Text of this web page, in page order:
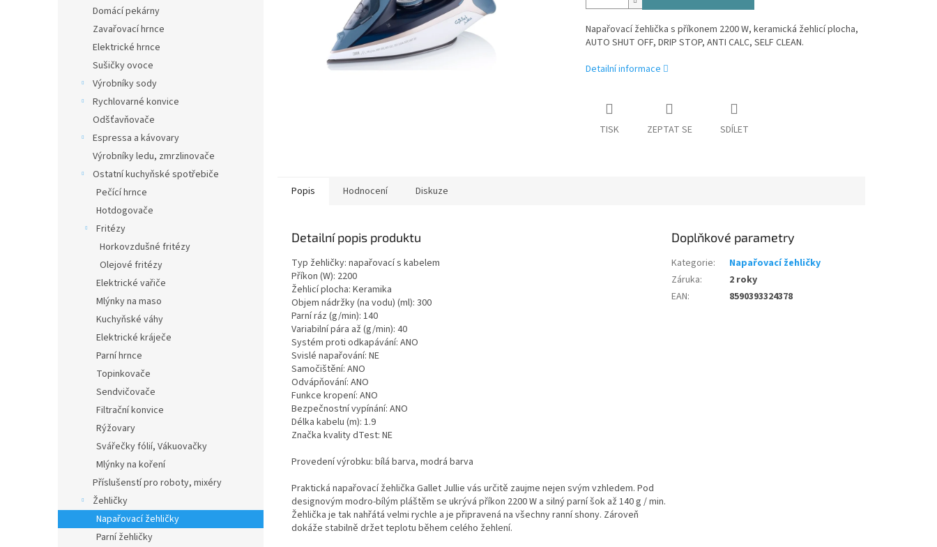
Domácí pekárny
Zavařovací hrnce
Elektrické hrnce
Sušičky ovoce
Výrobníky sody
Rychlovarné konvice
Odšťavňovače
Espressa a kávovary
Výrobníky ledu, zmrzlinovače
Ostatní kuchyňské spotřebiče
Pečící hrnce
Hotdogovače
Fritézy
Horkovzdušné fritézy
Olejové fritézy
Elektrické vařiče
Mlýnky na maso
Kuchyňské váhy
Elektrické kráječe
Parní hrnce
Topinkovače
Sendvičovače
Filtrační konvice
Rýžovary
Svářečky fólií, Vákuovačky
Mlýnky na koření
Příslušenstí pro roboty, mixéry
Žehličky
Napařovací žehličky
Parní žehličky
Napařovací žehlička s příkonem 2200 W, keramická žehlicí plocha,
AUTO SHUT OFF, DRIP STOP, ANTI CALC, SELF CLEAN.
Detailní informace
TISK ZEPTAT SE SDÍLET
Popis Hodnocení Diskuze
Detailní popis produktu
Typ žehličky: napařovací s kabelem
Příkon (W): 2200
Žehlicí plocha: Keramika
Objem nádržky (na vodu) (ml): 300
Parní ráz (g/min): 140
Variabilní pára až (g/min): 40
Systém proti odkapávání: ANO
Svislé napařování: NE
Samočištění: ANO
Odvápňování: ANO
Funkce kropení: ANO
Bezpečnostní vypínání: ANO
Délka kabelu (m): 1.9
Značka kvality dTest: NE
Provedení výrobku: bílá barva, modrá barva
Praktická napařovací žehlička Gallet Jullie vás určitě zaujme nejen svým vzhledem. Pod
designovým modro-bílým pláštěm se ukrývá příkon 2200 W a silný parní šok až 140 g / min.
Žehlička je tak nahřátá velmi rychle a je připravená na všechny ranní shony. Zároveň
dokáže stabilně držet teplotu během celého žehlení.
Doplňkové parametry
Kategorie:
Napařovací žehličky
Záruka:
2 roky
EAN: 8590393324378